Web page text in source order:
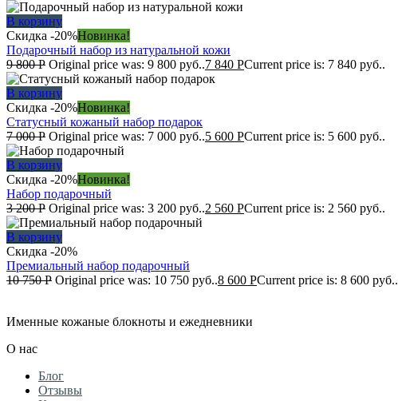
В корзину
Скидка -20%Новинка!
Подарочный набор из натуральной кожи
9 800Р Original price was: 9 800 руб..7 840 РCurrent price is: 7 840 руб..
В корзину
Скидка -20%Новинка!
Статусный кожаный набор подарок
7 000Р Original price was: 7 000 руб..5 600 РCurrent price is: 5 600 руб..
В корзину
Скидка -20%Новинка!
Набор подарочный
3 200Р Original price was: 3 200 руб..2 560 РCurrent price is: 2 560 руб..
В корзину
Скидка -20%
Премиальный набор подарочный
10 750Р Original price was: 10 750 руб..8 600 РCurrent price is: 8 600 руб..
Именные кожаные блокноты и ежедневники
О нас
Блог
Отзывы